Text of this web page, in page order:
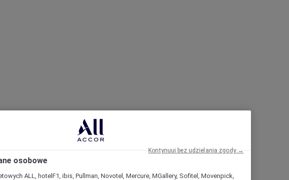
osobowe
ALL, hotelF1, ibis, Pullman, Novotel, Mercure, MGallery, Sofitel, Movenpick,
Kontynuuj bez udzielania zgody →